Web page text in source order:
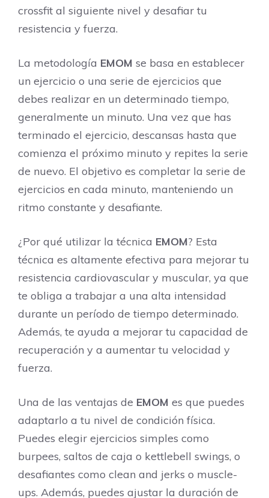
crossfit al siguiente nivel y desafiar tu
resistencia y fuerza.
La metodología EMOM se basa en establecer
un ejercicio o una serie de ejercicios que
debes realizar en un determinado tiempo,
generalmente un minuto. Una vez que has
terminado el ejercicio, descansas hasta que
comienza el próximo minuto y repites la serie
de nuevo. El objetivo es completar la serie de
ejercicios en cada minuto, manteniendo un
ritmo constante y desafiante.
¿Por qué utilizar la técnica EMOM? Esta
técnica es altamente efectiva para mejorar tu
resistencia cardiovascular y muscular, ya que
te obliga a trabajar a una alta intensidad
durante un período de tiempo determinado.
Además, te ayuda a mejorar tu capacidad de
recuperación y a aumentar tu velocidad y
fuerza.
Una de las ventajas de EMOM es que puedes
adaptarlo a tu nivel de condición física.
Puedes elegir ejercicios simples como
burpees, saltos de caja o kettlebell swings, o
desafiantes como clean and jerks o muscle-
ups. Además, puedes ajustar la duración de